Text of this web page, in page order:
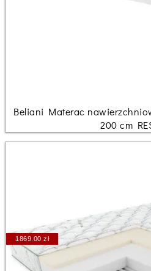
Beliani Materac
200 cm
1869.00 zł